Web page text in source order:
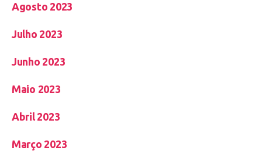
Agosto 2023
Julho 2023
Junho 2023
Maio 2023
Abril 2023
Março 2023